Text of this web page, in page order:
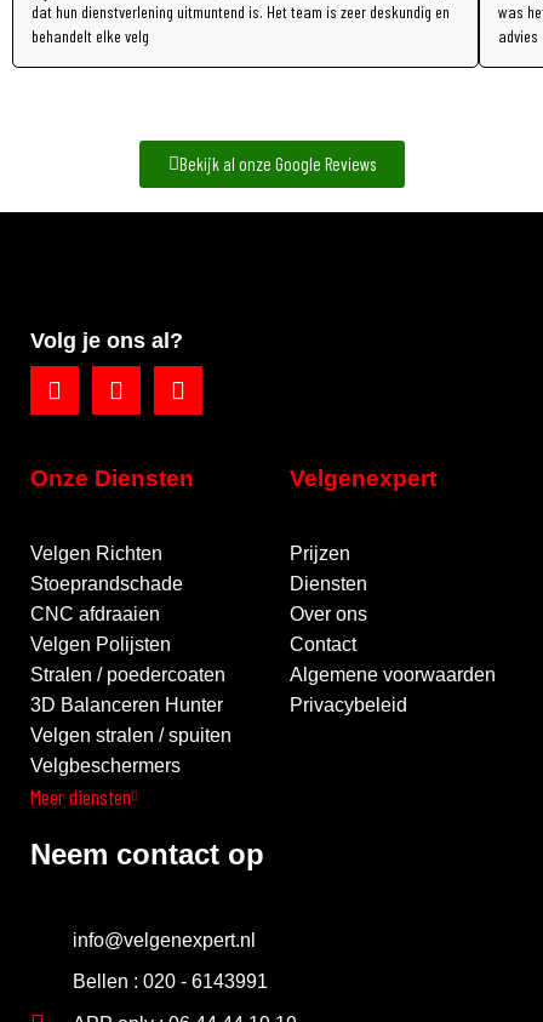
dat hun dienstverlening uitmuntend is. Het team is zeer deskundig en
behandelt elke velg
was
advies
Bekijk al onze Google Reviews
Volg je ons al?
Onze Diensten
Velgen Richten
Stoeprandschade
CNC afdraaien
Velgen Polijsten
Stralen / poedercoaten
3D Balanceren Hunter
Velgen stralen / spuiten
Velgbeschermers
Meer diensten
Velgenexpert
Prijzen
Diensten
Over ons
Contact
Algemene voorwaarden
Privacybeleid
Neem contact op
info@velgenexpert.nl
Bellen : 020 - 6143991